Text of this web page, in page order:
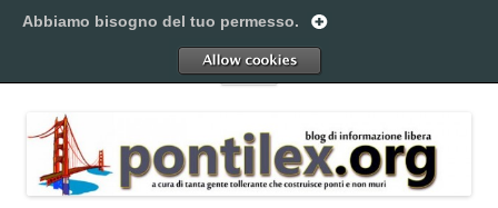
al
Pontilex
Menu
Abbiamo bisogno del tuo permesso.